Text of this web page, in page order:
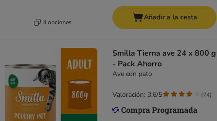
4 opciones
Añadir a la cesta
Smilla Tierna ave 24 x 800 g
- Pack Ahorro
Ave con pato
Valoración: 3.6/5 (74)